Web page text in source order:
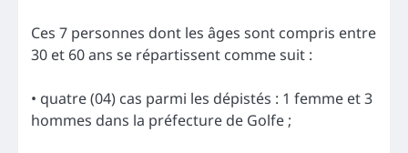
Ces 7 personnes dont les âges sont compris entre
30 et 60 ans se répartissent comme suit :
• quatre (04) cas parmi les dépistés : 1 femme et 3
hommes dans la préfecture de Golfe ;